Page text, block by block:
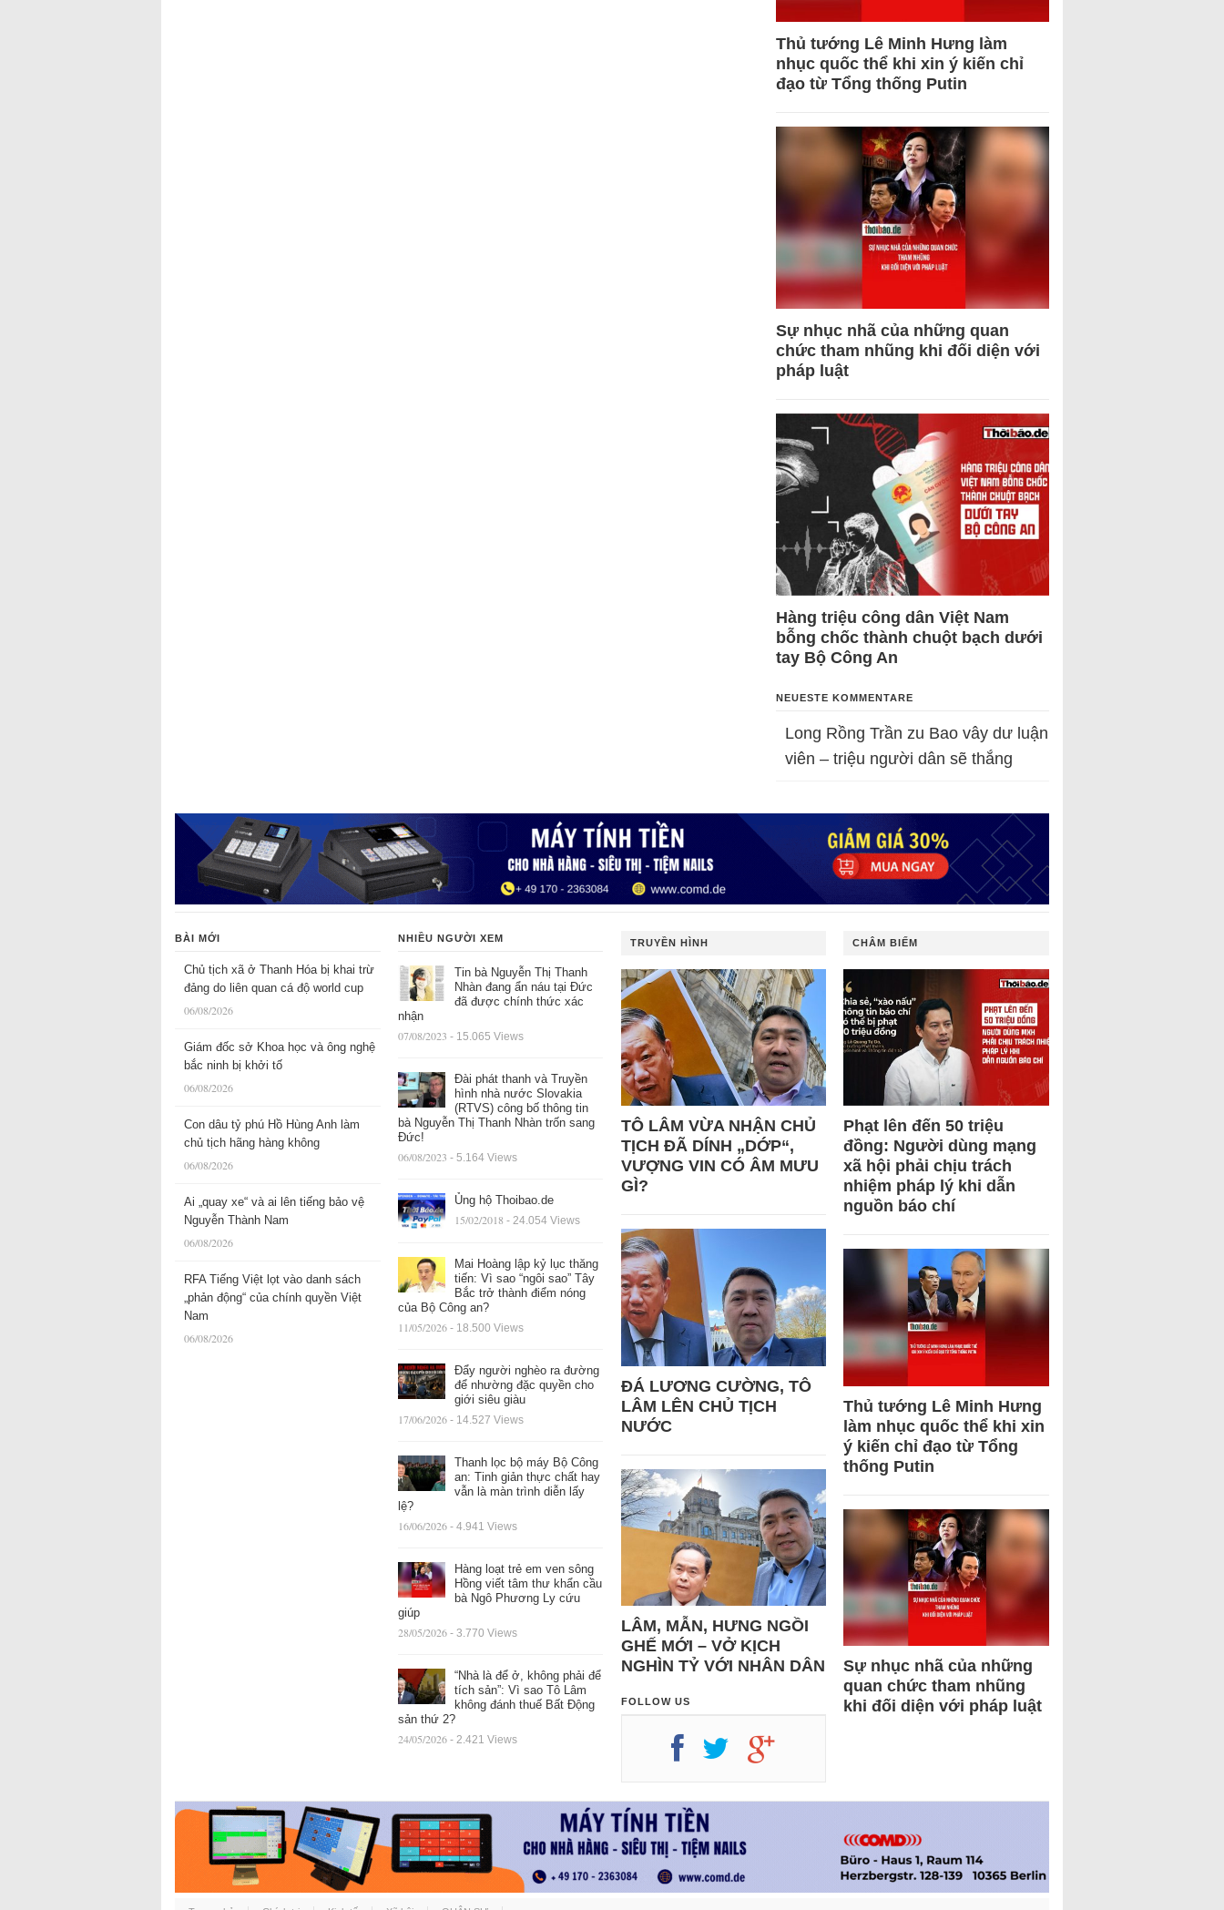
Thủ tướng Lê Minh Hưng làm
nhục quốc thể khi xin ý kiến chỉ
đạo từ Tổng thống Putin
Sự nhục nhã của những quan
chức tham nhũng khi đối diện với
pháp luật
Hàng triệu công dân Việt Nam
bỗng chốc thành chuột bạch dưới
tay Bộ Công An
NEUESTE KOMMENTARE
Long Rồng Trần zu Bao vây dư luận
viên – triệu người dân sẽ thắng
BÀI MỚI
Chủ tịch xã ở Thanh Hóa bị khai trừ
đảng do liên quan cá độ world cup
06/08/2026
Giám đốc sở Khoa học và ông nghệ
bắc ninh bị khởi tố
06/08/2026
Con dâu tỷ phú Hồ Hùng Anh làm
chủ tịch hãng hàng không
06/08/2026
Ai „quay xe“ và ai lên tiếng bảo vệ
Nguyễn Thành Nam
06/08/2026
RFA Tiếng Việt lọt vào danh sách
„phản động“ của chính quyền Việt
Nam
06/08/2026
NHIỀU NGƯỜI XEM
Tin bà Nguyễn Thị Thanh
Nhàn đang ẩn náu tại Đức
đã được chính thức xác
nhận
07/08/2023 - 15.065 Views
Đài phát thanh và Truyền
hình nhà nước Slovakia
(RTVS) công bố thông tin
bà Nguyễn Thị Thanh Nhàn trốn sang
Đức!
06/08/2023 - 5.164 Views
Ủng hộ Thoibao.de
15/02/2018 - 24.054 Views
Mai Hoàng lập kỷ lục thăng
tiến: Vì sao “ngôi sao” Tây
Bắc trở thành điểm nóng
của Bộ Công an?
11/05/2026 - 18.500 Views
Đẩy người nghèo ra đường
để nhường đặc quyền cho
giới siêu giàu
17/06/2026 - 14.527 Views
Thanh lọc bộ máy Bộ Công
an: Tinh giản thực chất hay
vẫn là màn trình diễn lấy
lệ?
16/06/2026 - 4.941 Views
Hàng loạt trẻ em ven sông
Hồng viết tâm thư khẩn cầu
bà Ngô Phương Ly cứu
giúp
28/05/2026 - 3.770 Views
“Nhà là để ở, không phải để
tích sản”: Vì sao Tô Lâm
không đánh thuế Bất Động
sản thứ 2?
24/05/2026 - 2.421 Views
TRUYỀN HÌNH
TÔ LÂM VỪA NHẬN CHỦ
TỊCH ĐÃ DÍNH „DỚP“,
VƯỢNG VIN CÓ ÂM MƯU
GÌ?
ĐÁ LƯƠNG CƯỜNG, TÔ
LÂM LÊN CHỦ TỊCH
NƯỚC
LÂM, MẪN, HƯNG NGỒI
GHẾ MỚI – VỞ KỊCH
NGHÌN TỶ VỚI NHÂN DÂN
FOLLOW US
CHÂM BIẾM
Phạt lên đến 50 triệu
đồng: Người dùng mạng
xã hội phải chịu trách
nhiệm pháp lý khi dẫn
nguồn báo chí
Thủ tướng Lê Minh Hưng
làm nhục quốc thể khi xin
ý kiến chỉ đạo từ Tổng
thống Putin
Sự nhục nhã của những
quan chức tham nhũng
khi đối diện với pháp luật